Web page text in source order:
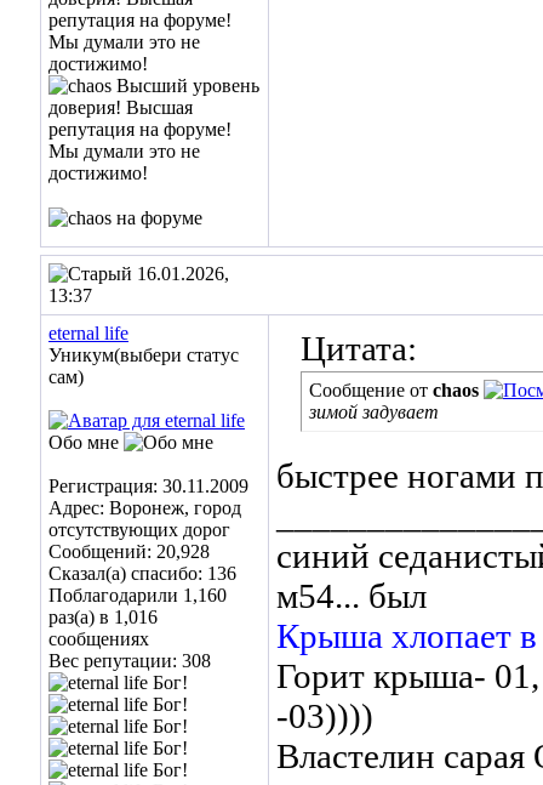
16.01.2026,
13:37
eternal life
Уникум(выбери статус
сам)
Обо мне
Регистрация: 30.11.2009
Адрес: Воронеж, город
отсутствующих дорог
Сообщений: 20,928
Сказал(а) спасибо: 136
Поблагодарили 1,160
раз(а) в 1,016
сообщениях
Вес репутации: 308
Цитата:
Сообщение от chaos
зимой задувает
быстрее ногами
синий
м54... был
Крыша хлопает
Горит крыша-
-03))))
Властелин сарая